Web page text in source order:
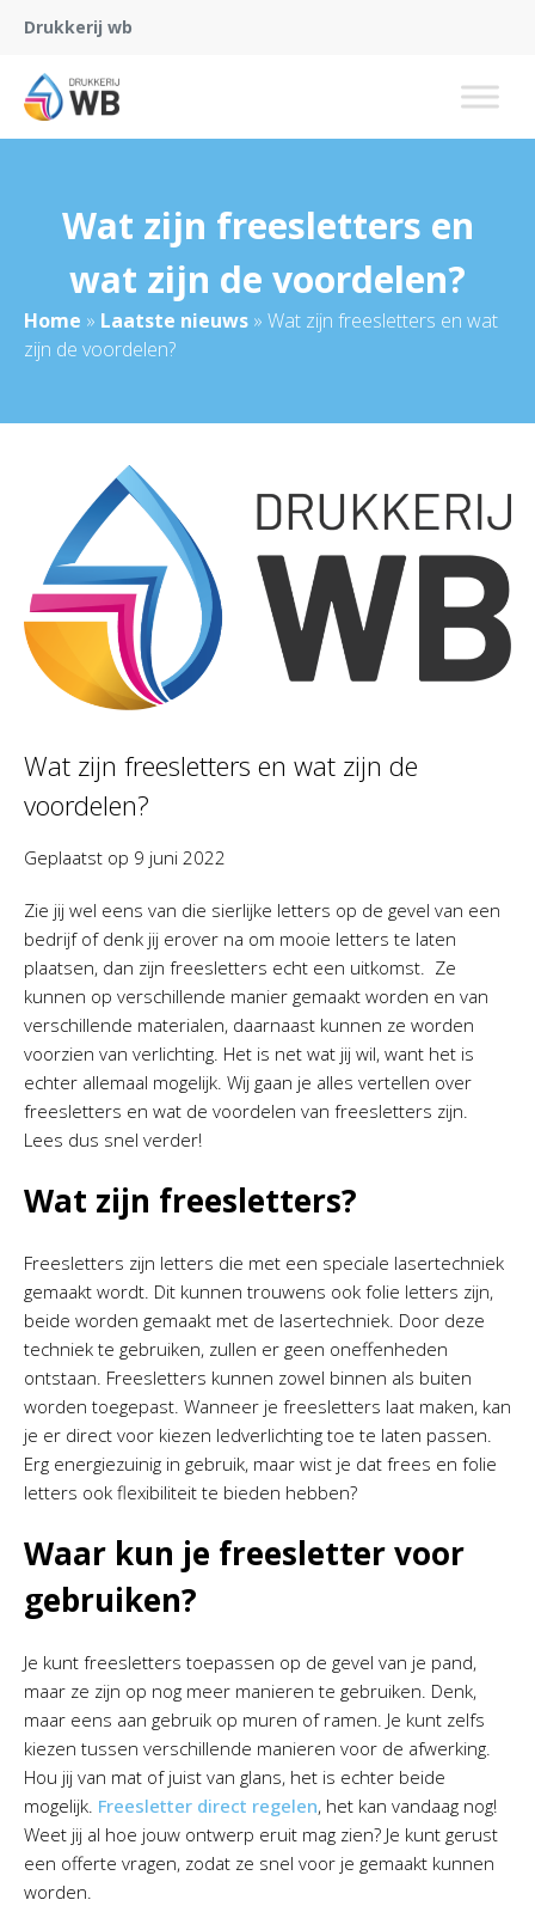
Drukkerij wb
Wat zijn freesletters en
wat zijn de voordelen?
Home » Laatste nieuws » Wat zijn freesletters en wat
zijn de voordelen?
Wat zijn freesletters en wat zijn de
voordelen?
Geplaatst op 9 juni 2022
Zie jij wel eens van die sierlijke letters op de gevel van een
bedrijf of denk jij erover na om mooie letters te laten
plaatsen, dan zijn freesletters echt een uitkomst. Ze
kunnen op verschillende manier gemaakt worden en van
verschillende materialen, daarnaast kunnen ze worden
voorzien van verlichting. Het is net wat jij wil, want het is
echter allemaal mogelijk. Wij gaan je alles vertellen over
freesletters en wat de voordelen van freesletters zijn.
Lees dus snel verder!
Wat zijn freesletters?
Freesletters zijn letters die met een speciale lasertechniek
gemaakt wordt. Dit kunnen trouwens ook folie letters zijn,
beide worden gemaakt met de lasertechniek. Door deze
techniek te gebruiken, zullen er geen oneffenheden
ontstaan. Freesletters kunnen zowel binnen als buiten
worden toegepast. Wanneer je freesletters laat maken, kan
je er direct voor kiezen ledverlichting toe te laten passen.
Erg energiezuinig in gebruik, maar wist je dat frees en folie
letters ook flexibiliteit te bieden hebben?
Waar kun je freesletter voor
gebruiken?
Je kunt freesletters toepassen op de gevel van je pand,
maar ze zijn op nog meer manieren te gebruiken. Denk,
maar eens aan gebruik op muren of ramen. Je kunt zelfs
kiezen tussen verschillende manieren voor de afwerking.
Hou jij van mat of juist van glans, het is echter beide
mogelijk. Freesletter direct regelen, het kan vandaag nog!
Weet jij al hoe jouw ontwerp eruit mag zien? Je kunt gerust
een offerte vragen, zodat ze snel voor je gemaakt kunnen
worden.